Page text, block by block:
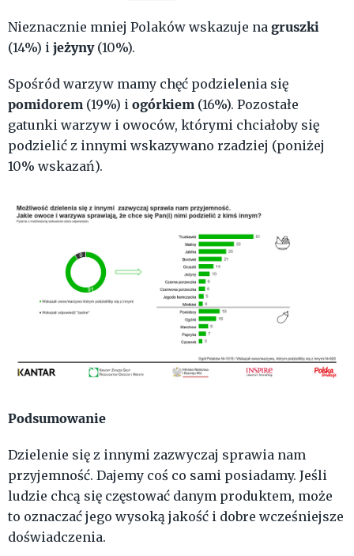
Nieznacznie mniej Polaków wskazuje na gruszki
(14%) i jeżyny (10%).
Spośród warzyw mamy chęć podzielenia się
pomidorem (19%) i ogórkiem (16%). Pozostałe
gatunki warzyw i owoców, którymi chciałoby się
podzielić z innymi wskazywano rzadziej (poniżej
10% wskazań).
Podsumowanie
Dzielenie się z innymi zazwyczaj sprawia nam
przyjemność. Dajemy coś co sami posiadamy. Jeśli
ludzie chcą się częstować danym produktem, może
to oznaczać jego wysoką jakość i dobre wcześniejsze
doświadczenia.